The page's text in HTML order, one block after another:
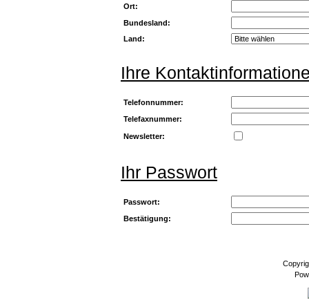
Ort:
Bundesland:
Land:
Ihre
Telefonnummer:
Telefaxnummer:
Newsletter:
Ihr Passwort
Passwort:
Bestätigung: